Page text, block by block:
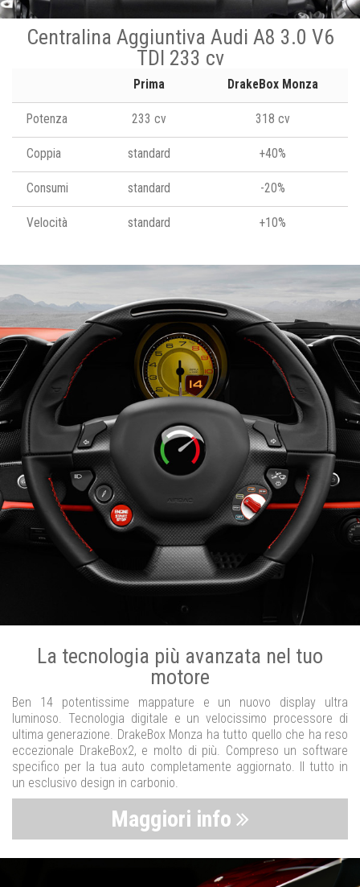
Centralina Aggiuntiva Audi A8 3.0 V6
TDI 233 cv
Prima DrakeBox Monza
Potenza 233 cv 318 cv
Coppia standard +40%
Consumi standard -20%
Velocità standard +10%
La tecnologia più avanzata nel tuo
motore
Ben 14 potentissime mappature e un nuovo display ultra
luminoso. Tecnologia digitale e un velocissimo processore di
ultima generazione. DrakeBox Monza ha tutto quello che ha reso
eccezionale DrakeBox2, e molto di più. Compreso un software
specifico per la tua auto completamente aggiornato. Il tutto in
un esclusivo design in carbonio.
Maggiori info